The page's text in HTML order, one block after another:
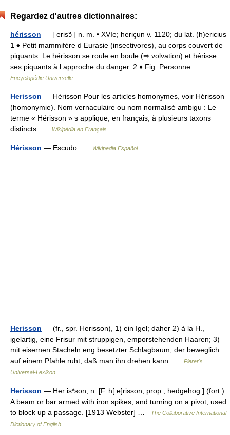
Regardez d'autres dictionnaires:
hérisson — [ erisɔ̃ ] n. m. • XVIe; heriçun v. 1120; du lat. (h)ericius
1 ♦ Petit mammifère d Eurasie (insectivores), au corps couvert de
piquants. Le hérisson se roule en boule (⇒ volvation) et hérisse
ses piquants à l approche du danger. 2 ♦ Fig. Personne …
Encyclopédie Universelle
Herisson — Hérisson Pour les articles homonymes, voir Hérisson
(homonymie). Nom vernaculaire ou nom normalisé ambigu : Le
terme « Hérisson » s applique, en français, à plusieurs taxons
distincts …
Wikipédia en Français
Hérisson — Escudo … Wikipedia Español
Herisson — (fr., spr. Herisson), 1) ein Igel; daher 2) à la H.,
igelartig, eine Frisur mit struppigen, emporstehenden Haaren; 3)
mit eisernen Stacheln eng besetzter Schlagbaum, der beweglich
auf einem Pfahle ruht, daß man ihn drehen kann …
Pierer's
Universal-Lexikon
Herisson — Her is*son, n. [F. h[ e]risson, prop., hedgehog.] (fort.)
A beam or bar armed with iron spikes, and turning on a pivot; used
to block up a passage. [1913 Webster] …
The Collaborative International
Dictionary of English